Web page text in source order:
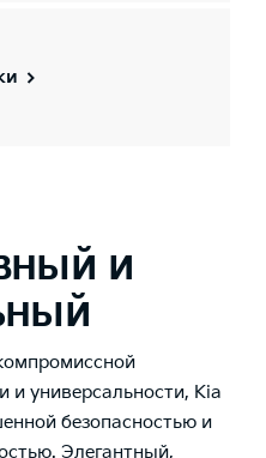
и
и универсальности, Kia
безопасностью и
Элегантный,